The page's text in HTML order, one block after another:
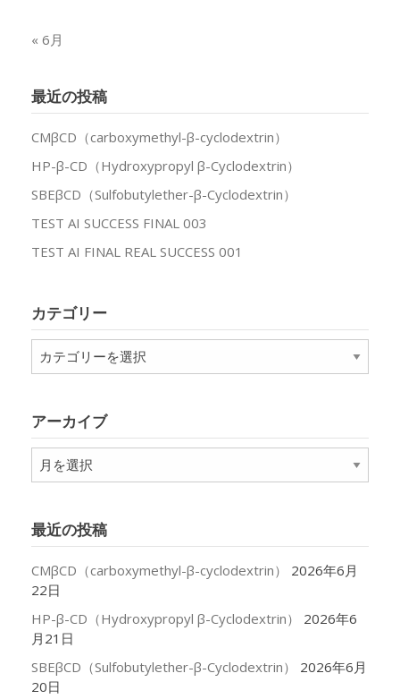
« 6月
最近の投稿
CMβCD（carboxymethyl-β-cyclodextrin）
HP-β-CD（Hydroxypropyl β-Cyclodextrin）
SBEβCD（Sulfobutylether-β-Cyclodextrin）
TEST AI SUCCESS FINAL 003
TEST AI FINAL REAL SUCCESS 001
カテゴリー
テ
ー
アーカイブ
ア
ー
ブ
最近の投稿
CMβCD（carboxymethyl-β-cyclodextrin）
2026年6月
22日
HP-β-CD（Hydroxypropyl β-Cyclodextrin）
2026年6
月21日
SBEβCD（Sulfobutylether-β-Cyclodextrin）
2026年6月
20日